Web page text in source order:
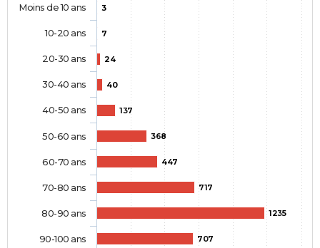
3
7
24
40
137
368
447
717
1235
707
Moins de 10 ans
10-20 ans
20-30 ans
30-40 ans
40-50 ans
50-60 ans
60-70 ans
70-80 ans
80-90 ans
90-100 ans